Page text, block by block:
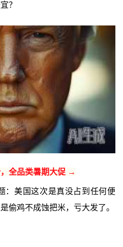
？
全品类暑期大促 →
：美国这次是真没占到任何便
偷鸡不成蚀把米，亏大发了。